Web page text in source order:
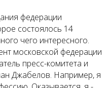
федерации
состоялось 14
чего интересного.
московской федерации
пресс-комитета и
Джабелов. Например, я